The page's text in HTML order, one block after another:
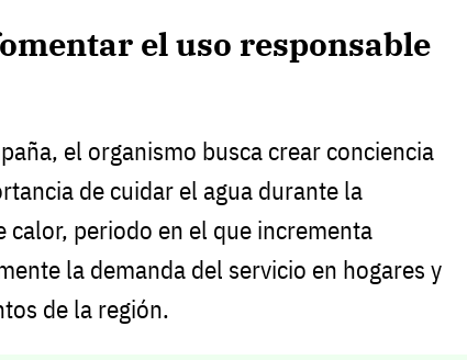
el uso responsable
el organismo busca crear conciencia
de cuidar el agua durante la
calor, periodo en el que incrementa
la demanda del servicio en hogares y
de la región.